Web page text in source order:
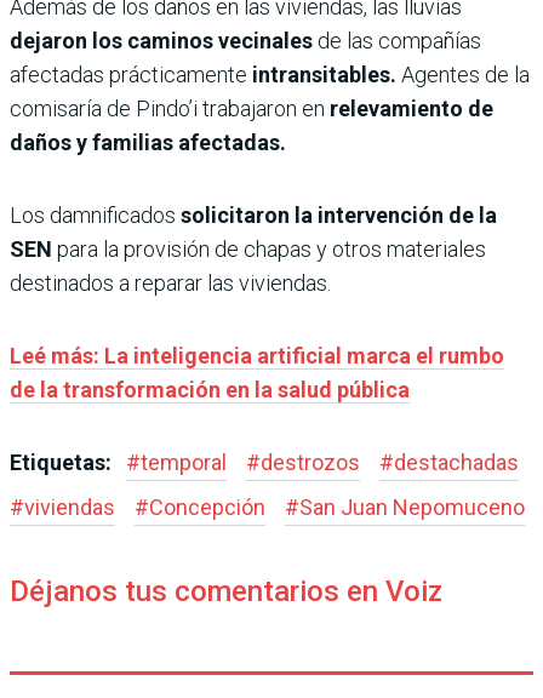
Además de los daños en las viviendas, las lluvias
dejaron los caminos vecinales de las compañías
afectadas prácticamente intransitables. Agentes de la
comisaría de Pindo’i trabajaron en relevamiento de
daños y familias afectadas.
Los damnificados solicitaron la intervención de la
SEN para la provisión de chapas y otros materiales
destinados a reparar las viviendas.
Leé más: La inteligencia artificial marca el rumbo
de la transformación en la salud pública
Etiquetas: #temporal #destrozos #destachadas
#viviendas #Concepción #San Juan Nepomuceno
Déjanos tus comentarios en Voiz